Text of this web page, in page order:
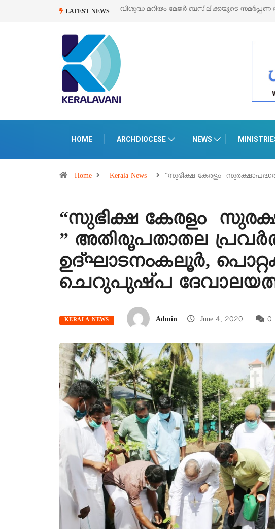
LATEST NEWS
സമർപ്പണ തിരുനാൾ ഓഗസ്റ്റ് 5 –‘പെറ്റൽസ്’ ലൈഫ് സ്റ്റൈൽ എക്സിബിഷനും
HOME ARCHDIOCESE NEWS
Home Kerala News “സുഭിക്ഷ കേരളം
“സുഭിക്ഷ കേരളം
” അതിരൂപതാതല
ഉദ്ഘാടനംകലൂർ,
ചെറുപുഷ്പ
KERALA NEWS Admin June 4, 2020 0